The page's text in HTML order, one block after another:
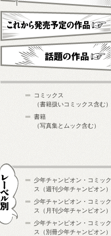
新刊・近刊
これから発売予定
コミックス
（書籍扱いコミックス含む）
書籍
（写真集とムック含む）
少年チャンピオン・コミック
ス（週刊少年チャンピオン）
少年チャンピオン・コミック
ス（月刊少年チャンピオン）
少年チャンピオン・コミック
ス（別冊少年チャンピオン）